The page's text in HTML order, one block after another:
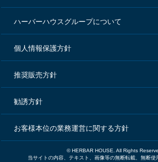
ハーバーハウスグループについて
個人情報保護方針
推奨販売方針
勧誘方針
お客様本位の業務運営に関する方針
© HERBAR HOUSE. All Rights
当サイトの内容、テキスト、画像等の無断転載、無断使